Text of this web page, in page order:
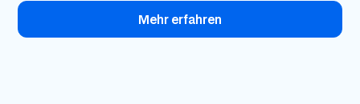
Mehr erfahren